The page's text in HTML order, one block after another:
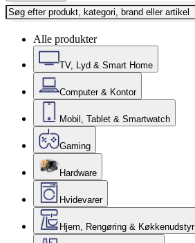
Alle produkter
TV, Lyd & Smart Home
Computer & Kontor
Mobil, Tablet & Smartwatch
Gaming
Hardware
Hvidevarer
Hjem, Rengøring & Køkkenudstyr